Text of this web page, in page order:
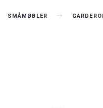
SMÅMØBLER